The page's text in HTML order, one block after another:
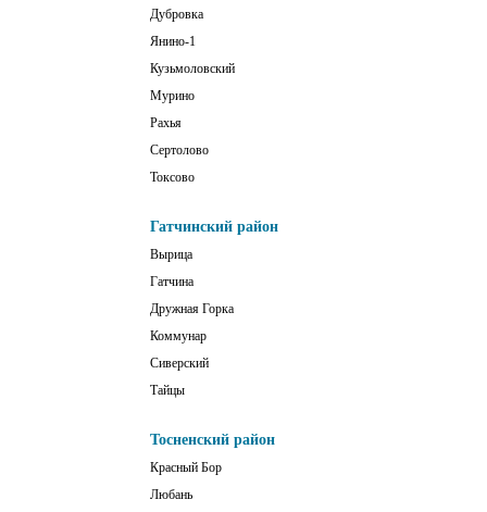
Дубровка
Янино-1
Кузьмоловский
Мурино
Рахья
Сертолово
Токсово
Гатчинский район
Вырица
Гатчина
Дружная Горка
Коммунар
Сиверский
Тайцы
Тосненский район
Красный Бор
Любань